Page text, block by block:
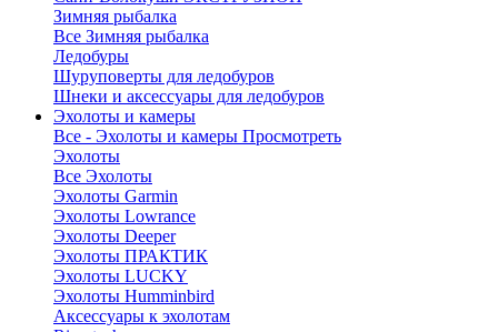
Зимняя рыбалка
Все Зимняя рыбалка
Ледобуры
Шуруповерты для ледобуров
Шнеки и аксессуары для ледобуров
Эхолоты и камеры
Все - Эхолоты и камеры Просмотреть
Эхолоты
Все Эхолоты
Эхолоты Garmin
Эхолоты Lowrance
Эхолоты Deeper
Эхолоты ПРАКТИК
Эхолоты LUCKY
Эхолоты Humminbird
Аксессуары к эхолотам